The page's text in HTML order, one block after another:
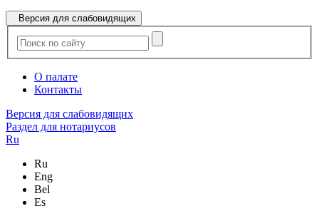
Версия для слабовидящих
О палате
Контакты
Версия для слабовидящих
Раздел для нотариусов
Ru
Ru
Eng
Bel
Es